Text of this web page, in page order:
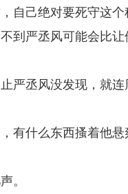
自己绝对要死守这个
到严丞风可能会比
严丞风没发现，就连
有什么东西搔着他
。